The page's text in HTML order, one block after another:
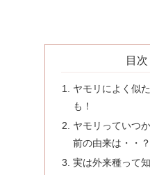
目次
ヤモリによく似
も！
ヤモリっていつ
前の由来は・・？
実は外来種って